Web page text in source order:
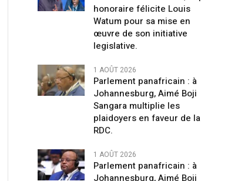
honoraire félicite Louis
Watum pour sa mise en
œuvre de son initiative
legislative.
1 AOÛT 2026
Parlement panafricain : à
Johannesburg, Aimé Boji
Sangara multiplie les
plaidoyers en faveur de la
RDC.
1 AOÛT 2026
Parlement panafricain : à
Johannesburg, Aimé Boji